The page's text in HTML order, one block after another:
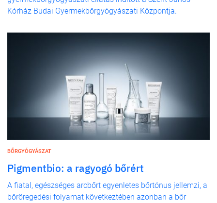
Kórház Budai Gyermekbőrgyógyászati Központja.
BŐRGYÓGYÁSZAT
Pigmentbio: a ragyogó bőrért
A fiatal, egészséges arcbőrt egyenletes bőrtónus jellemzi, a
bőröregedési folyamat következtében azonban a bőr